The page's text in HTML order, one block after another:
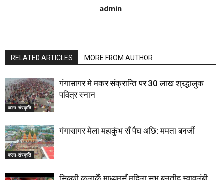
admin
RELATED ARTICLES MORE FROM AUTHOR
कला-संस्कृति
गंगासागर मे मकर संक्रान्ति पर 30 लाख श्रद्धालुक
पवित्र स्नान
कला-संस्कृति
गंगासागर मेला महाकुंभ सँ पैघ अछि: ममता बनर्जी
सिक्की कलाकेँ माध्यमसँ महिला सभ बनतीह स्वावलंबी